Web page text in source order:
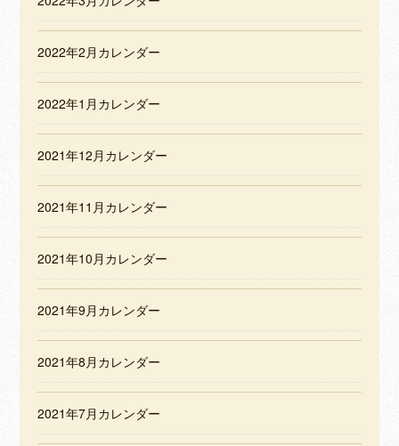
2022年2月カレンダー
2022年1月カレンダー
2021年12月カレンダー
2021年11月カレンダー
2021年10月カレンダー
2021年9月カレンダー
2021年8月カレンダー
2021年7月カレンダー